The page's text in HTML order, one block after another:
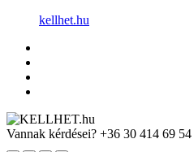
kellhet.hu
Vannak kérdései? +36 30 414 69 54